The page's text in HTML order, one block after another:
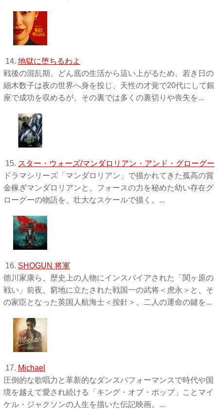
14. 地獄に堕ちるわよ
戦後の混乱期、どん底の生活から這い上がるため、若き日の
細木数子は夜の世界へ身を投じ、天性の才覚で20代にして銀
座で成功を収めるが、その裏では多くの裏切りや喪失を...
15. スター・ウォーズ/マンダロリアン・アンド・グローグー
ドラマシリーズ「マンダロリアン」で描かれてきた孤高の賞
金稼ぎマンダロリアンと、フォースの力を秘めた幼い存在グ
ローグーの物語を、壮大なスケールで描く。...
16. SHOGUN 将軍
徳川家康ら、歴史上の人物にインスパイアされた「関ヶ原の
戦い」前夜、窮地に立たされた戦国一の武将＜虎永＞と、そ
の家臣となった英国人航海士＜按針＞、二人の運命の鍵を...
17. Michael
圧倒的な歌唱力と革新的なダンスパフォーマンスで時代や国
境を越えて愛され続ける「キング・オブ・ポップ」ことマイ
ケル・ジャクソンの人生を描いた伝記映画。...